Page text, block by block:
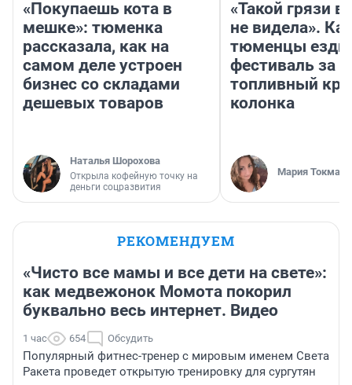
«Покупаешь кота в
мешке»: тюменка
рассказала, как на
самом деле устроен
бизнес со складами
дешевых товаров
Наталья Шорохова
Открыла кофейную точку на
деньги соцразвития
«Такой грязи
не видела».
тюменцы
фестиваль за
топливный
колонка
Мария
РЕКОМЕНДУЕМ
«Чисто все мамы и все дети на свете»:
как медвежонок Момота покорил
буквально весь интернет. Видео
1 час 654 Обсудить
Популярный фитнес-тренер с мировым именем Света
Ракета проведет открытую тренировку для сургутян